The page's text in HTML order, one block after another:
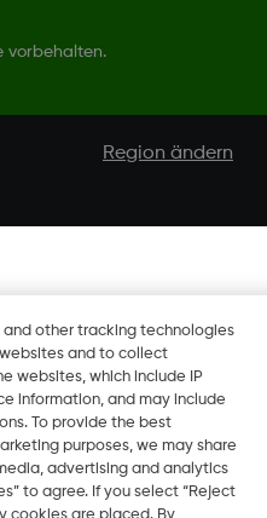
vorbehalten.
Region ändern
and other tracking technologies
and to collect
websites, which include IP
information, and may include
To provide the best
purposes, we may share
advertising and analytics
to agree. If you select “Reject